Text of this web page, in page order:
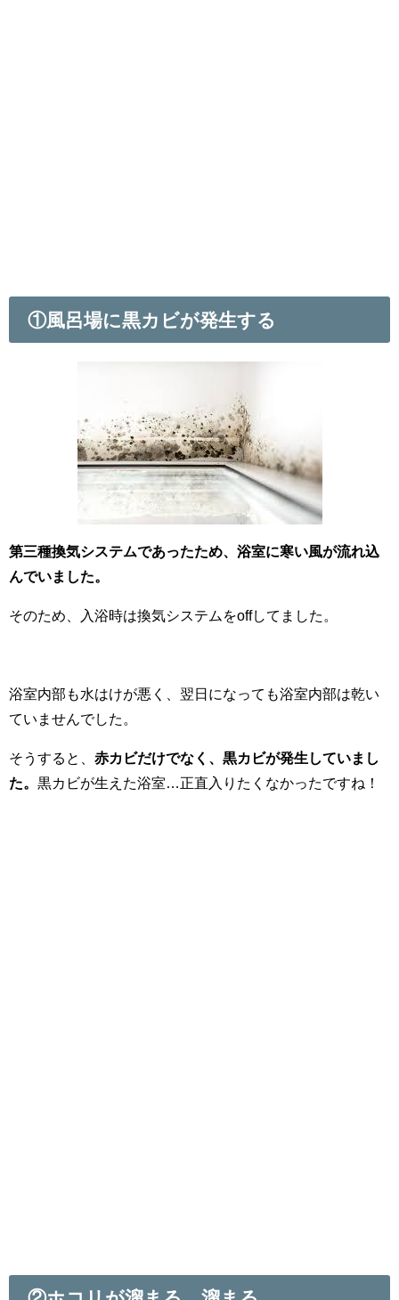
①風呂場に黒カビが発生する
第三種換気システムであったため、浴室に寒い風が流れ込
んでいました。
そのため、入浴時は換気システムをoffしてました。
浴室内部も水はけが悪く、翌日になっても浴室内部は乾い
ていませんでした。
そうすると、 赤カビだけでなく、黒カビが発生していまし
た。 黒カビが生えた浴室…正直入りたくなかったですね！